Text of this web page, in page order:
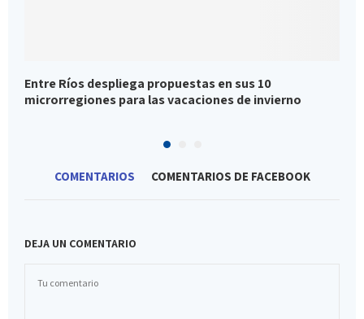
Entre Ríos despliega propuestas en sus 10
microrregiones para las vacaciones de invierno
COMENTARIOS COMENTARIOS DE FACEBOOK
DEJA UN COMENTARIO